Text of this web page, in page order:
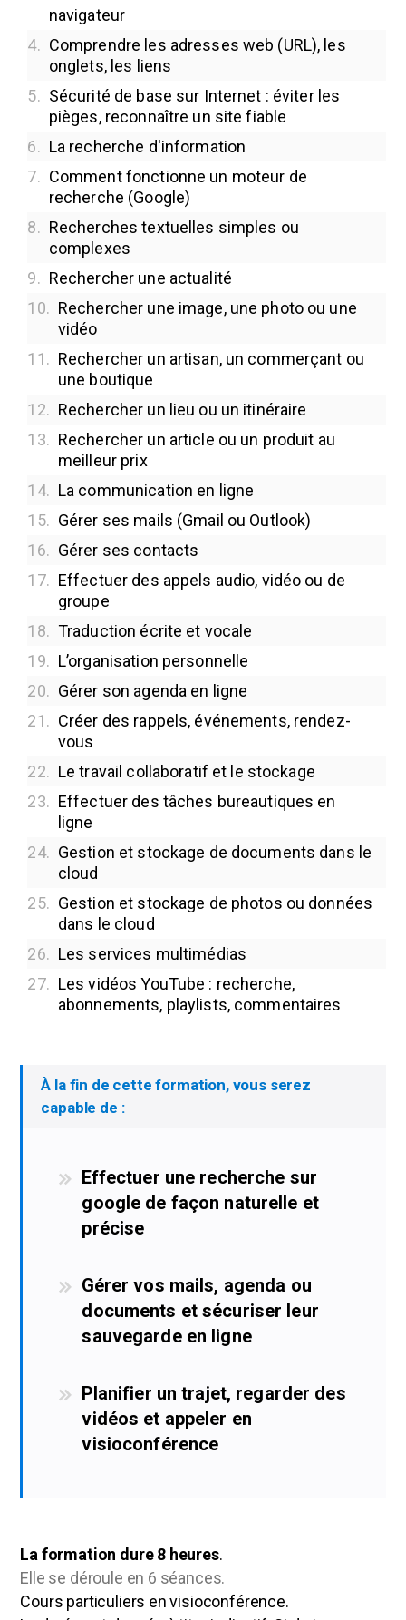
navigateur
4. Comprendre les adresses web (URL), les
onglets, les liens
5. Sécurité de base sur Internet : éviter les
pièges, reconnaître un site fiable
6. La recherche d'information
7. Comment fonctionne un moteur de
recherche (Google)
8. Recherches textuelles simples ou
complexes
9. Rechercher une actualité
10. Rechercher une image, une photo ou une
vidéo
11. Rechercher un artisan, un commerçant ou
une boutique
12. Rechercher un lieu ou un itinéraire
13. Rechercher un article ou un produit au
meilleur prix
14. La communication en ligne
15. Gérer ses mails (Gmail ou Outlook)
16. Gérer ses contacts
17. Effectuer des appels audio, vidéo ou de
groupe
18. Traduction écrite et vocale
19. L’organisation personnelle
20. Gérer son agenda en ligne
21. Créer des rappels, événements, rendez-
vous
22. Le travail collaboratif et le stockage
23. Effectuer des tâches bureautiques en
ligne
24. Gestion et stockage de documents dans le
cloud
25. Gestion et stockage de photos ou données
dans le cloud
26. Les services multimédias
27. Les vidéos YouTube : recherche,
abonnements, playlists, commentaires
À la fin de cette formation, vous serez
capable de :
Effectuer une recherche sur
google de façon naturelle et
précise
Gérer vos mails, agenda ou
documents et sécuriser leur
sauvegarde en ligne
Planifier un trajet, regarder des
vidéos et appeler en
visioconférence
La formation dure 8 heures.
Elle se déroule en 6 séances.
Cours particuliers en visioconférence.